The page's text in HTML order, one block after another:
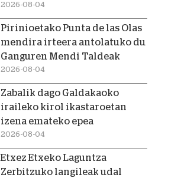
2026-08-04
Pirinioetako Punta de las Olas
mendira irteera antolatuko du
Ganguren Mendi Taldeak
2026-08-04
Zabalik dago Galdakaoko
iraileko kirol ikastaroetan
izena emateko epea
2026-08-04
Etxez Etxeko Laguntza
Zerbitzuko langileak udal